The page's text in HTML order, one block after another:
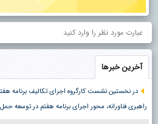
آخرین خبرها
در نخستین نشست کارگروه اجرای تکالیف برنامه
راهبری فناورانه، محور اجرای برنامه هفتم در توسعه